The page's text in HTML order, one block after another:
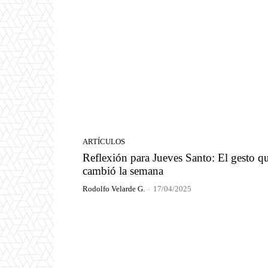
ARTÍCULOS
Reflexión para Jueves Santo: El gesto
cambió la semana
Rodolfo Velarde G. - 17/04/2025